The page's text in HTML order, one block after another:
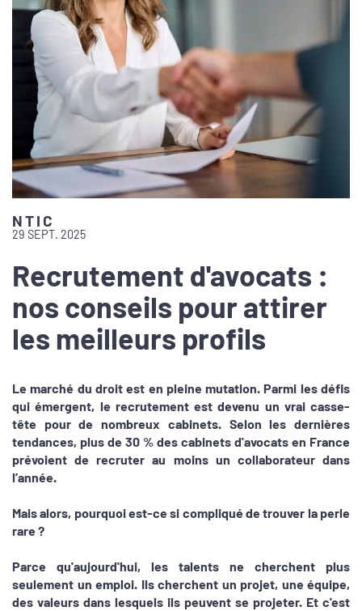
NTIC
29 SEPT. 2025
Recrutement d'avocats :
nos conseils pour attirer
les meilleurs profils
Le marché du droit est en pleine mutation. Parmi les défis
qui émergent, le recrutement est devenu un vrai casse-
tête pour de nombreux cabinets. Selon les dernières
tendances, plus de 30 % des cabinets d'avocats en France
prévoient de recruter au moins un collaborateur dans
l’année.
Mais alors, pourquoi est-ce si compliqué de trouver la perle
rare ?
Parce qu'aujourd'hui, les talents ne cherchent plus
seulement un emploi. Ils cherchent un projet, une équipe,
des valeurs dans lesquels ils peuvent se projeter. Et c'est